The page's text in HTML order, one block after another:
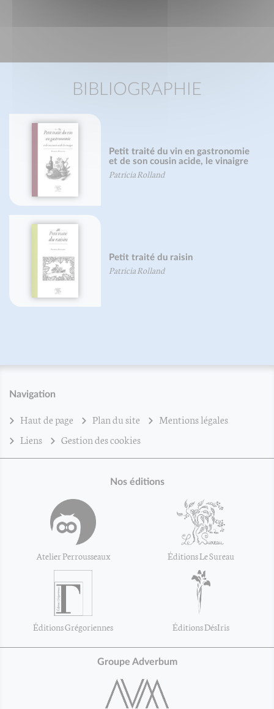
BIBLIOGRAPHIE
Petit traité du vin en gastronomie
et de son cousin acide, le vinaigre
Patricia Rolland
Petit traité du raisin
Patricia Rolland
Navigation
Haut de page Plan du site
Mentions légales
Liens
Gestion des cookies
Nos éditions
Atelier Perrousseaux Éditions Le Sureau
Éditions Grégoriennes Éditions DésIris
Groupe Adverbum